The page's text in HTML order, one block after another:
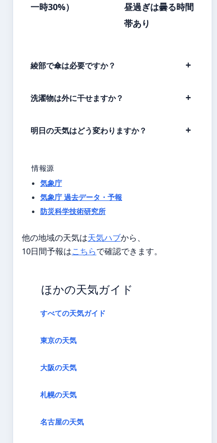
一時30%）
昼過ぎは曇る時間
帯あり
綾部で傘は必要ですか？
洗濯物は外に干せますか？
明日の天気はどう変わりますか？
情報源
気象庁
気象庁 過去データ・予報
防災科学技術研究所
他の地域の天気は天気ハブから、
10日間予報はこちらで確認できます。
ほかの天気ガイド
すべての天気ガイド
東京の天気
大阪の天気
札幌の天気
名古屋の天気